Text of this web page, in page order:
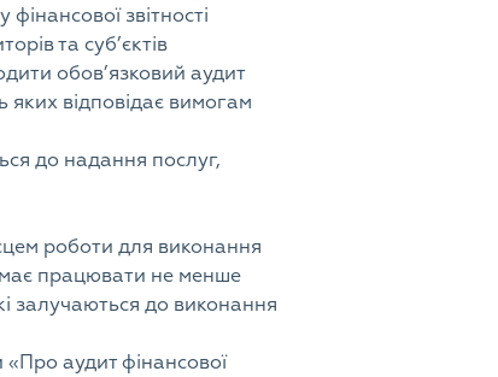
звітності
та суб’єктів
обов’язковий аудит
яких відповідає вимогам
до надання послуг,
роботи для виконання
має працювати не менше
залучаються до виконання
аудит фінансової